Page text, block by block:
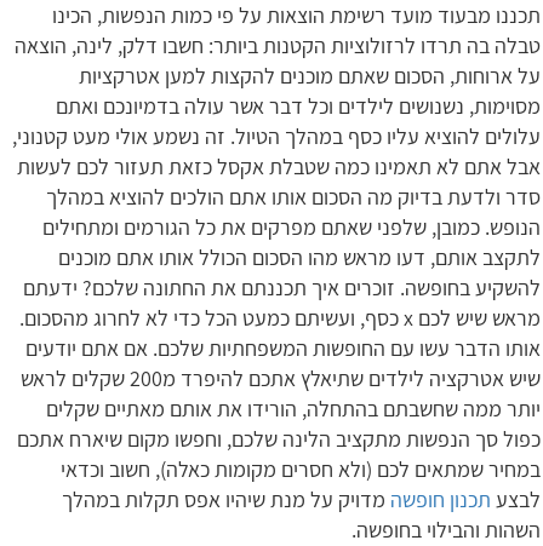
תכננו מבעוד מועד רשימת הוצאות על פי כמות הנפשות, הכינו
טבלה בה תרדו לרזולוציות הקטנות ביותר: חשבו דלק, לינה, הוצאה
על ארוחות, הסכום שאתם מוכנים להקצות למען אטרקציות
מסוימות, נשנושים לילדים וכל דבר אשר עולה בדמיונכם ואתם
עלולים להוציא עליו כסף במהלך הטיול. זה נשמע אולי מעט קטנוני,
אבל אתם לא תאמינו כמה שטבלת אקסל כזאת תעזור לכם לעשות
סדר ולדעת בדיוק מה הסכום אותו אתם הולכים להוציא במהלך
הנופש. כמובן, שלפני שאתם מפרקים את כל הגורמים ומתחילים
לתקצב אותם, דעו מראש מהו הסכום הכולל אותו אתם מוכנים
להשקיע בחופשה. זוכרים איך תכננתם את החתונה שלכם? ידעתם
מראש שיש לכם x כסף, ועשיתם כמעט הכל כדי לא לחרוג מהסכום.
אותו הדבר עשו עם החופשות המשפחתיות שלכם. אם אתם יודעים
שיש אטרקציה לילדים שתיאלץ אתכם להיפרד מ200 שקלים לראש
יותר ממה שחשבתם בהתחלה, הורידו את אותם מאתיים שקלים
כפול סך הנפשות מתקציב הלינה שלכם, וחפשו מקום שיארח אתכם
במחיר שמתאים לכם (ולא חסרים מקומות כאלה), חשוב וכדאי
לבצע תכנון חופשה מדויק על מנת שיהיו אפס תקלות במהלך
השהות והבילוי בחופשה.